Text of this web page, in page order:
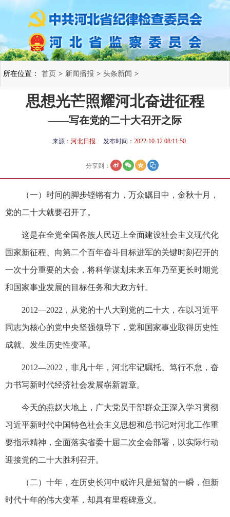
所在位置： 首页 > 新闻播报 > 头条新闻 >
思想光芒照耀河北奋进征程
——写在党的二十大召开之际
来源： 河北日报 发布时间： 2022-10-12 08:11:50
分享到：
（一）时间的脚步铿锵有力，万众瞩目中，金秋十月，
党的二十大就要召开了。
这是在全党全国各族人民迈上全面建设社会主义现代化
国家新征程、向第二个百年奋斗目标进军的关键时刻召开的
一次十分重要的大会，将科学谋划未来五年乃至更长时期党
和国家事业发展的目标任务和大政方针。
2012—2022，从党的十八大到党的二十大，在以习近平
同志为核心的党中央坚强领导下，党和国家事业取得历史性
成就、发生历史性变革。
2012—2022，非凡十年，河北牢记嘱托、笃行不怠，奋
力书写新时代经济社会发展崭新篇章。
今天的燕赵大地上，广大党员干部群众正深入学习贯彻
习近平新时代中国特色社会主义思想和总书记对河北工作重
要指示精神，全面落实省委十届二次全会部署，以实际行动
迎接党的二十大胜利召开。
（二）十年，在历史长河中或许只是短暂的一瞬，但新
时代十年的伟大变革，却具有里程碑意义。